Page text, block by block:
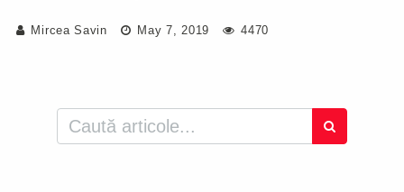
Mircea Savin May 7, 2019 4470